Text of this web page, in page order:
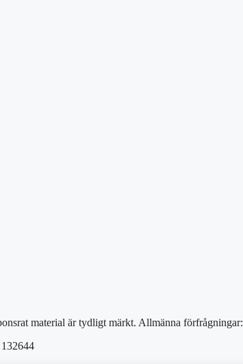
material är tydligt märkt. Allmänna förfrågningar: